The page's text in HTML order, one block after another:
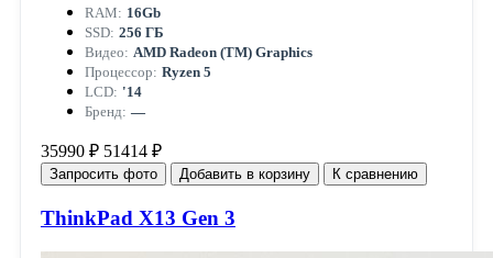
RAM: 16Gb
SSD: 256 ГБ
Видео: AMD Radeon (TM) Graphics
Процессор: Ryzen 5
LCD: '14
Бренд: —
35990 ₽ 51414 ₽
Запросить фото Добавить в корзину К сравнению
ThinkPad X13 Gen 3